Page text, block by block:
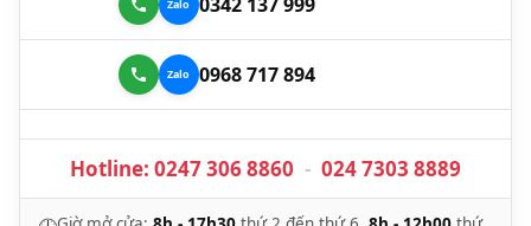
0968 717 894
Hotline: 0247 306 8860 - 024 7303 8889